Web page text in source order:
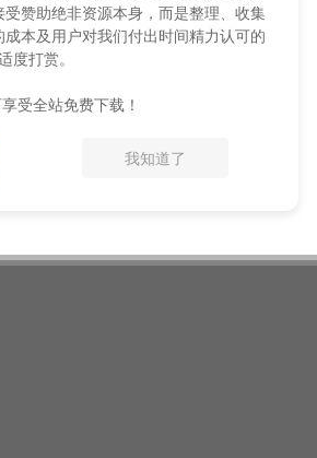
赞助绝非资源本身，而是整理、收集
本及用户对我们付出时间精力认可的
度打赏。
受全站免费下载！
我知道了